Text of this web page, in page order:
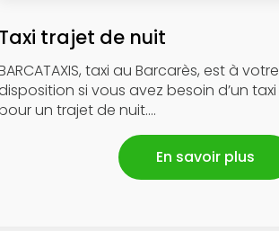
Taxi trajet de nuit
taxi au Barcarès, est à votre
si vous avez besoin d’un taxi
un trajet de nuit....
En savoir plus